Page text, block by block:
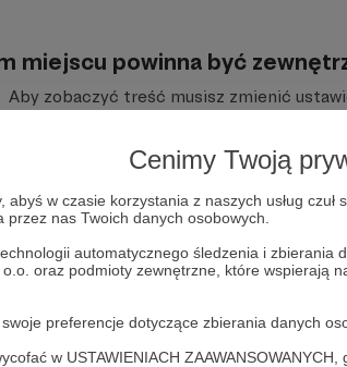
Cenimy Twoją
abyś w czasie korzystania z naszych usług
nas Twoich danych osobowych.
automatycznego śledzenia i
oraz podmioty zewnętrzne, które wspierają
preferencje dotyczące zbierania danych
w USTAWIENIACH
miejscu powinna być
Aby zobaczyć treść musisz zmienić